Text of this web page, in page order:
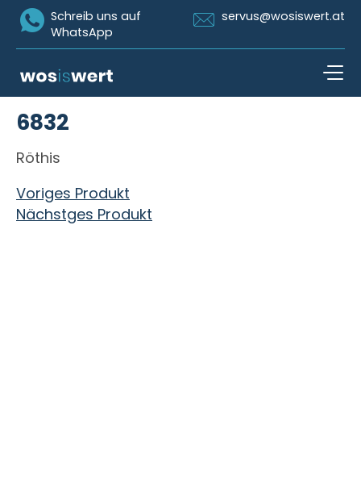
Icon Whatsapp
Schreib uns auf
WhatsApp
Icon Email
servus@wosiswert.at
6832
Röthis
Beitragsnavigation
Voriges Produkt
Nächstges Produkt